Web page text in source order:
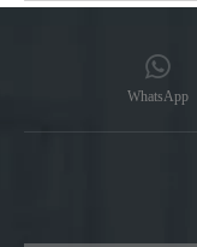
WhatsApp